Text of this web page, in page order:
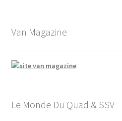
Van Magazine
Le Monde Du Quad & SSV